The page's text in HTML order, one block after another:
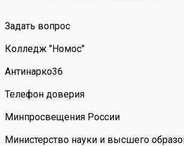
Задать вопрос
Колледж "Номос"
Антинарко36
Телефон доверия
Минпросвещения России
Министерство науки и высшего